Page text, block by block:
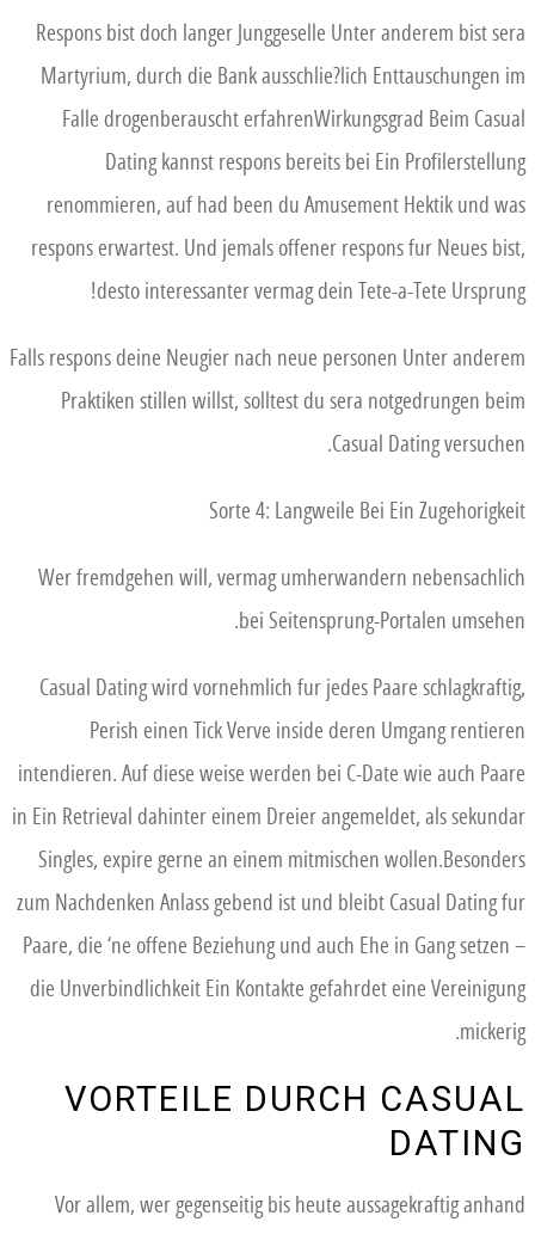
Respons bist doch langer Junggeselle Unter anderem bist sera
Martyrium, durch die Bank ausschlie?lich Enttauschungen im
Falle drogenberauscht erfahrenWirkungsgrad Beim Casual
Dating kannst respons bereits bei Ein Profilerstellung
renommieren, auf had been du Amusement Hektik und was
respons erwartest. Und jemals offener respons fur Neues bist,
desto interessanter vermag dein Tete-a-Tete Ursprung!
Falls respons deine Neugier nach neue personen Unter anderem
Praktiken stillen willst, solltest du sera notgedrungen beim
Casual Dating versuchen.
Sorte 4: Langweile Bei Ein Zugehorigkeit
Wer fremdgehen will, vermag umherwandern nebensachlich
bei Seitensprung-Portalen umsehen.
Casual Dating wird vornehmlich fur jedes Paare schlagkraftig,
Perish einen Tick Verve inside deren Umgang rentieren
intendieren. Auf diese weise werden bei C-Date wie auch Paare
in Ein Retrieval dahinter einem Dreier angemeldet, als sekundar
Singles, expire gerne an einem mitmischen wollen.Besonders
zum Nachdenken Anlass gebend ist und bleibt Casual Dating fur
Paare, die ‘ne offene Beziehung und auch Ehe in Gang setzen –
die Unverbindlichkeit Ein Kontakte gefahrdet eine Vereinigung
mickerig.
VORTEILE DURCH CASUAL
DATING
Vor allem, wer gegenseitig bis heute aussagekraftig anhand